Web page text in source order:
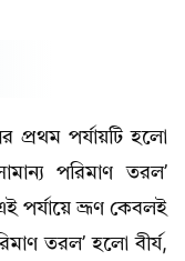
প্রথম পর্যায়টি হলো
পরিমাণ তরল’
পর্যায়ে ভ্রূণ কেবলই
তরল’ হলো বীর্য,